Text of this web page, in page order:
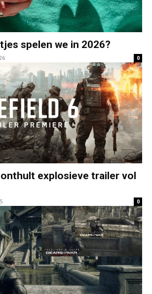
spelen we in 2026?
0
explosieve trailer vol
0